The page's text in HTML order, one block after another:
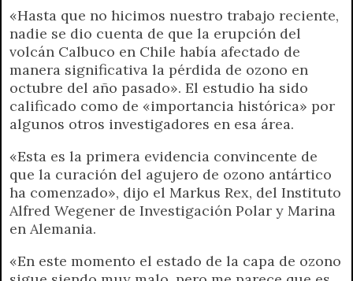
«Hasta que no hicimos nuestro trabajo reciente,
nadie se dio cuenta de que la erupción del
volcán Calbuco en Chile había afectado de
manera significativa la pérdida de ozono en
octubre del año pasado». El estudio ha sido
calificado como de «importancia histórica» por
algunos otros investigadores en esa área.
«Esta es la primera evidencia convincente de
que la curación del agujero de ozono antártico
ha comenzado», dijo el Markus Rex, del Instituto
Alfred Wegener de Investigación Polar y Marina
en Alemania.
«En este momento el estado de la capa de ozono